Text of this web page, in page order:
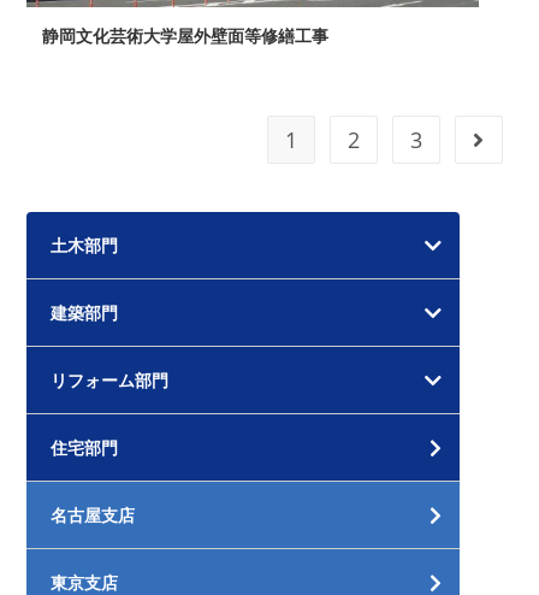
静岡文化芸術大学屋外壁面等修繕工事
1 2 3 次のペ
土木部門
建築部門
リフォーム部門
住宅部門
名古屋支店
東京支店